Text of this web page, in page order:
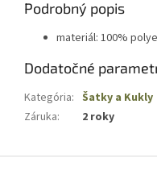
Podrobný popis
materiál: 100%
Dodatočné
Kategória: Šatky a Kukly
Záruka: 2 roky